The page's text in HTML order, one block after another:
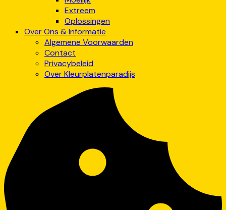
Extreem
Oplossingen
Over Ons & Informatie
Algemene Voorwaarden
Contact
Privacybeleid
Over Kleurplatenparadijs